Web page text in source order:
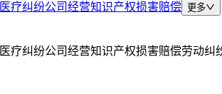
医疗纠纷公司经营知识产权损害赔偿 更多
医疗纠纷公司经营知识产权损害赔偿劳动纠